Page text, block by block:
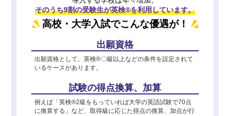
そのうち9割の受験生が英検®を利用しています。
高校・大学入試でこんな優遇が！
出願資格
出願資格として、英検®〇級以上などの条件を設定されて
いるケースがあります。
試験の得点換算、加算
例えば「英検®2級をもっていれば大学の英語試験で70点
に換算する」など、取得級に応じた得点の換算、加点が行